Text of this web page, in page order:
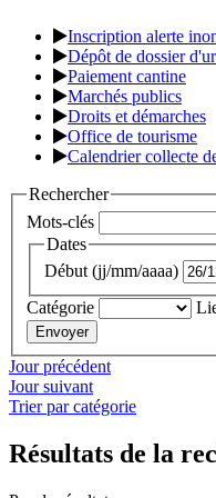
Inscription alerte
Dépôt de dossier
Paiement cantine
Marchés publics
Droits et démarches
Office de tourisme
Calendrier collecte
Rechercher
Mots-clés
Dates
Début (jj/mm/aaaa)
Catégorie
Jour précédent
Jour suivant
Trier par catégorie
Résultats de la